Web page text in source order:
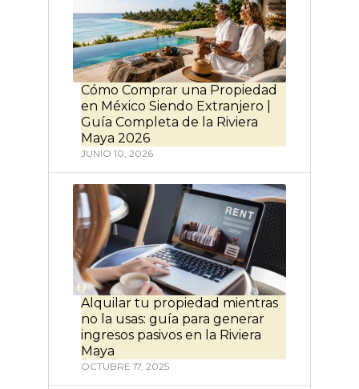
Cómo Comprar una Propiedad
en México Siendo Extranjero |
Guía Completa de la Riviera
Maya 2026
JUNIO 10, 2026
Alquilar tu propiedad mientras
no la usas: guía para generar
ingresos pasivos en la Riviera
Maya
OCTUBRE 17, 2025